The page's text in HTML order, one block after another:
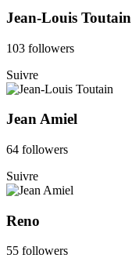
Jean-Louis Toutain
103 followers
Suivre
Jean Amiel
64 followers
Suivre
Reno
55 followers